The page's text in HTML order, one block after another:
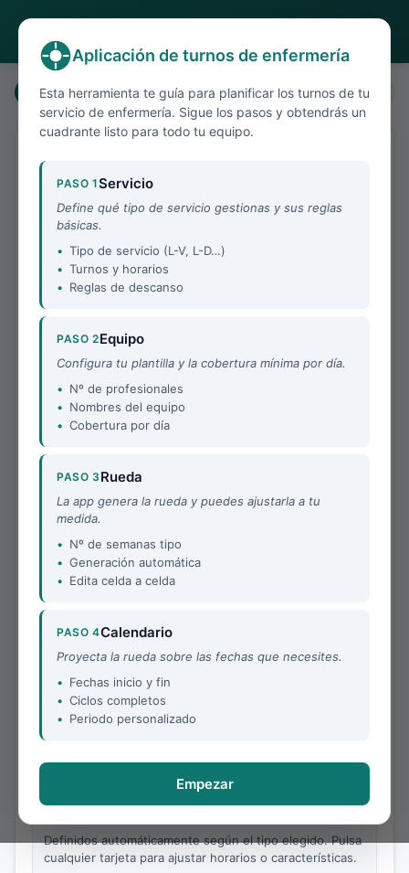
Aplicación de turnos de enfermería
Esta herramienta te guía para planificar los turnos de tu
servicio de enfermería. Sigue los pasos y obtendrás un
cuadrante listo para todo tu equipo.
PASO 1Servicio
Define qué tipo de servicio gestionas y sus reglas
básicas.
Tipo de servicio (L-V, L-D…)
Turnos y horarios
Reglas de descanso
PASO 2Equipo
Configura tu plantilla y la cobertura mínima por día.
Nº de profesionales
Nombres del equipo
Cobertura por día
PASO 3 Rueda
La app genera la rueda y puedes ajustarla a tu
medida.
Nº de semanas tipo
Generación automática
Edita celda a celda
PASO 4Calendario
Proyecta la rueda sobre las fechas que necesites.
Fechas inicio y fin
Ciclos completos
Periodo personalizado
Empezar
Aplicación de turnos de enfermería
Crea y proyecta ruedas rotativas para servicios de enfermería
2 3 4
Esto es una herramienta para hacer ruedas de turnos
tipo de servicio buscas, los turnos que cubre y las reglas
que quieres configurar.
● Tipo de servicio
SIN TURNO DE NOCHE
Servicio de lunes a viernes
Turnos de mañana y tarde
Servicio de lunes a domingo sin noche
Turnos de mañana y tarde
CON TURNO DE NOCHE
Servicio de lunes a domingo con noche
Servicio con turnos de 12 horas
Turnos de día y noche
Servicio mixto
Definidos automáticamente según el tipo elegido. Pulsa
cualquier tarjeta para ajustar horarios o características.